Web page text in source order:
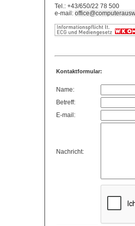
Tel.: +43/650/22 78 500
e-mail:
Kontaktformular:
Name:
Betreff:
E-mail:
Nachricht: